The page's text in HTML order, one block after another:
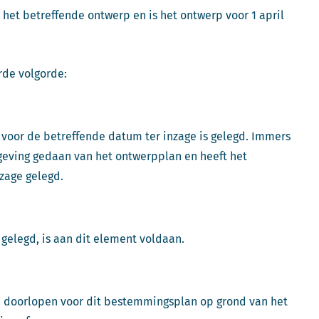
het betreffende ontwerp en is het ontwerp voor 1 april
volgorde:
de betreffende datum ter inzage is gelegd. Immers
gedaan van het ontwerpplan en heeft het
gelegd.
is aan dit element voldaan.
doorlopen voor dit bestemmingsplan op grond van het